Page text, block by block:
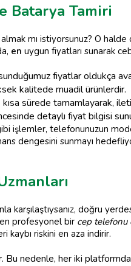
Batarya Tamiri
mı istiyorsunuz? O
en uygun fiyatları sunarak
fiyatlar oldukça
kalitede muadil ürünlerdir.
kısa sürede tamamlayarak,
detaylı fiyat bilgisi
işlemler, telefonunuzun
dengesini sunmayı
karşılaştıysanız, doğru
profesyonel bir cep telefonu
kaybı riskini en aza indirir.
nedenle, her iki